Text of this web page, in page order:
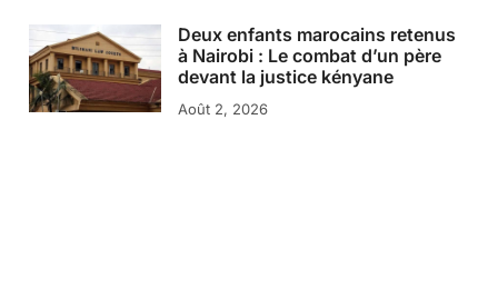
Deux enfants marocains retenus
à Nairobi : Le combat d’un père
devant la justice kényane
Août 2, 2026